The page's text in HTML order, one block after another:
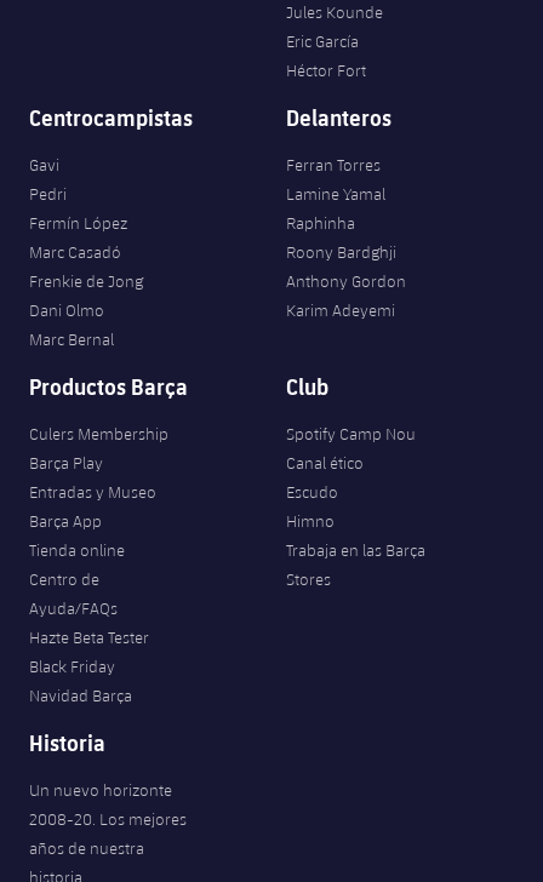
Jules Kounde
Eric García
Héctor Fort
Centrocampistas
Gavi
Pedri
Fermín López
Marc Casadó
Frenkie de Jong
Dani Olmo
Marc Bernal
Delanteros
Ferran Torres
Lamine Yamal
Raphinha
Roony Bardghji
Anthony Gordon
Karim Adeyemi
Productos Barça
Culers Membership
Barça Play
Entradas y Museo
Barça App
Tienda online
Centro de
Ayuda/FAQs
Hazte Beta Tester
Black Friday
Navidad Barça
Club
Spotify Camp Nou
Canal ético
Escudo
Himno
Trabaja en las Barça
Stores
Historia
Un nuevo horizonte
2008-20. Los mejores
años de nuestra
historia